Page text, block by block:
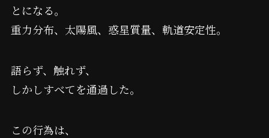
とになる。
重力分布、太陽風、惑星質量、軌道安定性。
語らず、触れず、
しかしすべてを通過した。
この行為は、